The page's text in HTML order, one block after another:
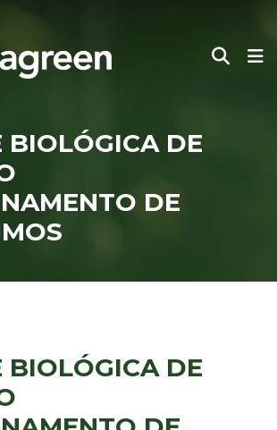
BIOLÓGICA DE
DE
BIOLÓGICA DE